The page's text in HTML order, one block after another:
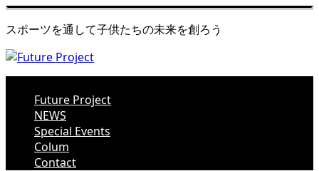
スポーツを通して子供たちの未来を創ろう
Future Project
NEWS
Special Events
Colum
Contact